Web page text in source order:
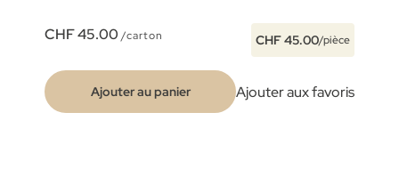
CHF 45.00 /carton CHF 45.00/pièce
Ajouter au panier Ajouter aux favoris